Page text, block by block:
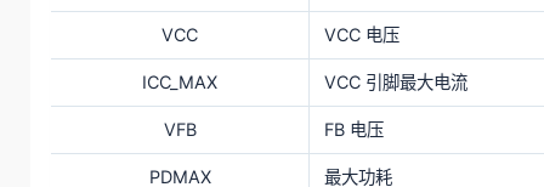
VCC VCC 电压
ICC_MAX VCC 引脚最大电流
VFB FB 电压
PDMAX 最大功耗